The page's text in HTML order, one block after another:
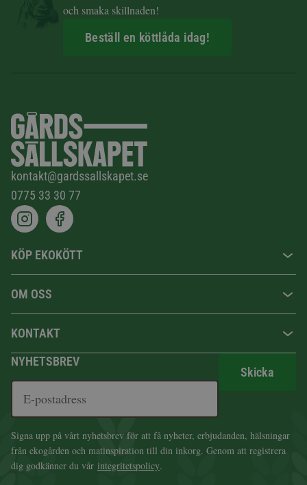
och smaka skillnaden!
Beställ en köttlåda idag!
kontakt@gardssallskapet.se
0775 33 30 77
KÖP EKOKÖTT
OM OSS
KONTAKT
NYHETSBREV
Skicka
Signa upp på vårt nyhetsbrev för att få nyheter, erbjudanden, hälsningar
från ekogården och matinspiration till din inkorg. Genom att registrera
dig godkänner du vår integritetspolicy.